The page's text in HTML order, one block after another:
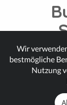
© Zappter
Wir
bestmögliche
Nutzung